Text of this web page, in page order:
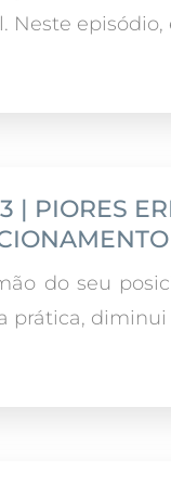
Neste
| PIORES
do seu
prática, diminui